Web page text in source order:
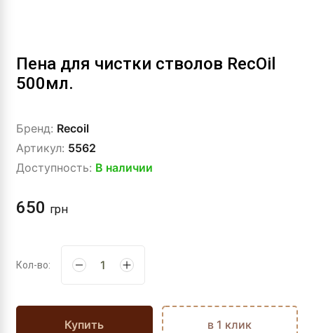
Пена для чистки стволов RecOil
500мл.
Бренд: Recoil
Артикул: 5562
Доступность: В наличии
650 грн
Кол-во:
Купить в 1 клик